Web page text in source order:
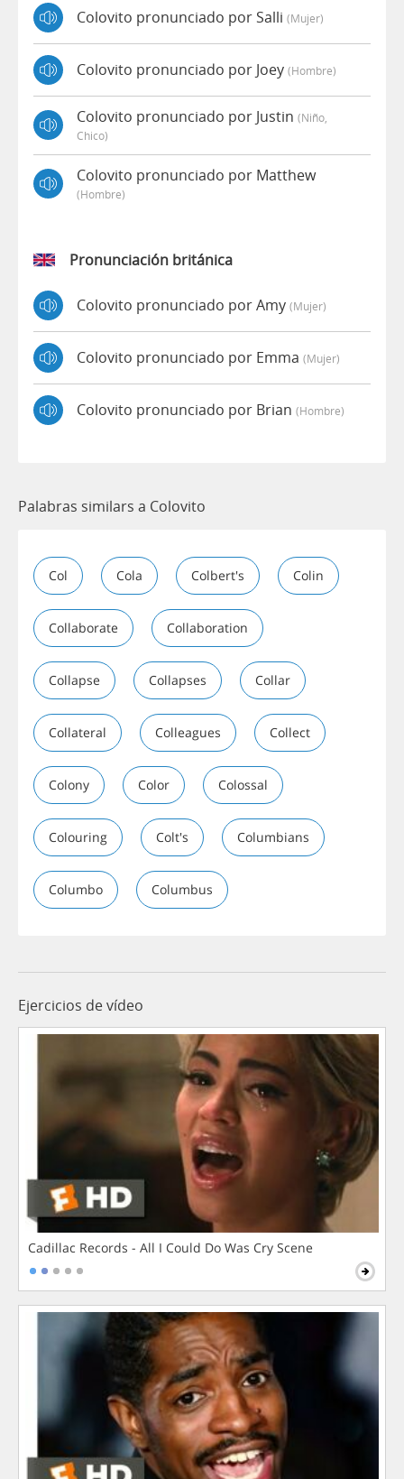
Colovito pronunciado por Salli (mujer)
Colovito pronunciado por Joey (hombre)
Colovito pronunciado por Justin (niño,
Chico)
Colovito pronunciado por Matthew
(hombre)
Pronunciación británica
Colovito pronunciado por Amy (mujer)
Colovito pronunciado por Emma (mujer)
Colovito pronunciado por Brian (hombre)
Palabras similars a Colovito
Col Cola Colbert's Colin
Collaborate Collaboration
Collapse Collapses Collar
Collateral Colleagues Collect
Colony Color Colossal
Colouring Colt's Columbians
Columbo Columbus
Ejercicios de vídeo
Cadillac Records - All I Could Do Was Cry Scene